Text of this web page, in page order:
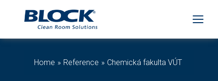
Home Reference Chemická fakulta VÚT